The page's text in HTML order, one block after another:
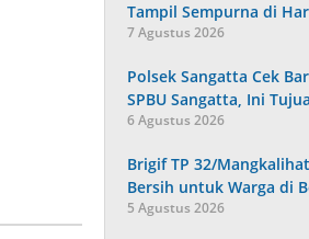
Tampil Sempurna di
7 Agustus 2026
Polsek Sangatta Cek
SPBU Sangatta, Ini
6 Agustus 2026
Brigif TP 32/
Bersih untuk Warga di
5 Agustus 2026